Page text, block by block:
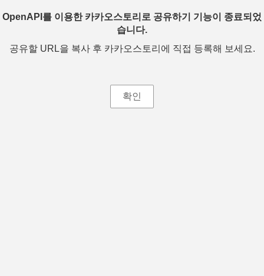
OpenAPI를 이용한 카카오스토리로 공유하기 기능이 종료되었
습니다.
공유할 URL을 복사 후 카카오스토리에 직접 등록해 보세요.
확인